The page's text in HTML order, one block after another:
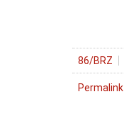
86/BRZ
Permalink